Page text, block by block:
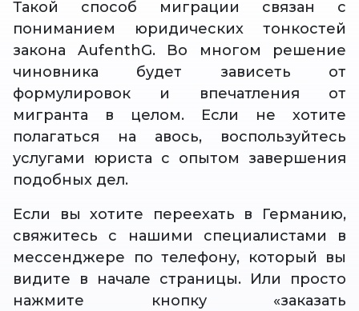
Такой способ миграции связан с
пониманием юридических тонкостей
закона AufenthG. Во многом решение
чиновника будет зависеть от
формулировок и впечатления от
мигранта в целом. Если не хотите
полагаться на авось, воспользуйтесь
услугами юриста с опытом завершения
подобных дел.
Если вы хотите переехать в Германию,
свяжитесь с нашими специалистами в
мессенджере по телефону, который вы
видите в начале страницы. Или просто
нажмите кнопку «заказать